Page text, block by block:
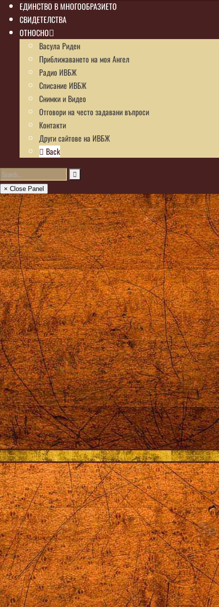
ЕДИНСТВО В МНОГООБРАЗИЕТО
СВИДЕТЕЛСТВА
ОТНОСНО
Васула Риден
Приближаването на моя Ангел
Радио ИВБЖ
Списание ИВБЖ
Снимки и Видео
Отговори на често задавани въпроси
Контакти
Други сайтове на ИВБЖ
Back
× Close Panel